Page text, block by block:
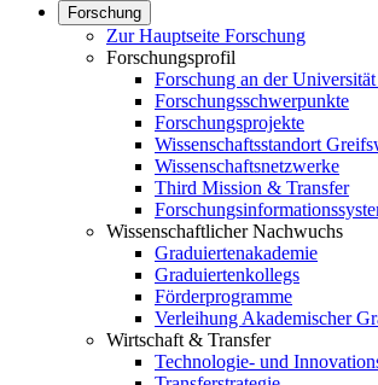
Forschung
Zur Hauptseite Forschung
Forschungsprofil
Forschung an der
Forschungsschwerpunkte
Forschungsprojekte
Wissenschaftsstandort
Wissenschaftsnetzwerke
Third Mission & Transfer
Wissenschaftlicher Nachwuchs
Graduiertenakademie
Graduiertenkollegs
Förderprogramme
Verleihung Akademischer
Wirtschaft & Transfer
Technologie- und